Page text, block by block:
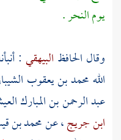
يوم النحر .
وقال الحافظ البيهقي :
الله محمد بن يعقوب
عبد الرحمن بن المبارك
ابن جريج، عنمحمد بن